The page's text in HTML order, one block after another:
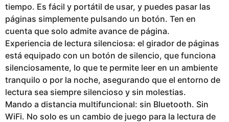
tiempo. Es fácil y portátil de usar, y puedes pasar las
páginas simplemente pulsando un botón. Ten en
cuenta que solo admite avance de página.
Experiencia de lectura silenciosa: el girador de páginas
está equipado con un botón de silencio, que funciona
silenciosamente, lo que te permite leer en un ambiente
tranquilo o por la noche, asegurando que el entorno de
lectura sea siempre silencioso y sin molestias.
Mando a distancia multifuncional: sin Bluetooth. Sin
WiFi. No solo es un cambio de juego para la lectura de